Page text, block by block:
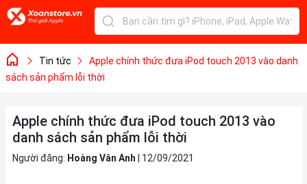
Tin tức
Apple chính thức đưa iPod touch 2013 vào danh
sách sản phẩm lỗi thời
Apple chính thức đưa iPod touch 2013 vào
danh sách sản phẩm lỗi thời
Người đăng: Hoàng Vân Anh 12/09/2021